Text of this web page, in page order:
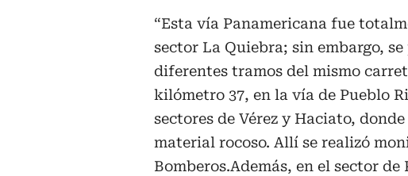
“Esta vía Panamericana fue
sector La Quiebra; sin embargo,
diferentes tramos del mismo
kilómetro 37, en la vía de Pueblo
sectores de Vérez y Haciato,
material rocoso. Allí se realizó
Bomberos.Además, en el sector